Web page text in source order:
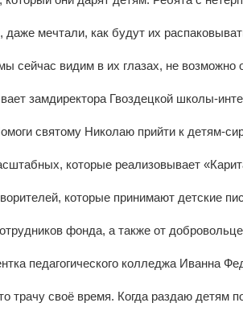
даже мечтали, как будут их
сейчас видим в их глазах, не возможно
замдиректора Гвоздецкой школы-
святому Николаю прийти к детям-
которые реализовывает
которые принимают детские
фонда, а также от
педагогического колледжа Иванна
трачу своё время. Когда раздаю детям